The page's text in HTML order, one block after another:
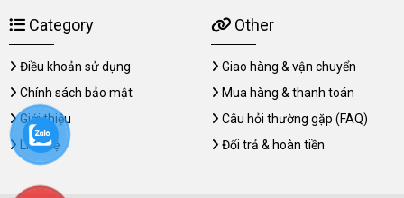
Category
Điều khoản sử dụng
Chính sách bảo mật
Giới thiệu
Liên hệ
Other
Giao hàng & vận chuyển
Mua hàng & thanh toán
Câu hỏi thường gặp (FAQ)
Đổi trả & hoàn tiền